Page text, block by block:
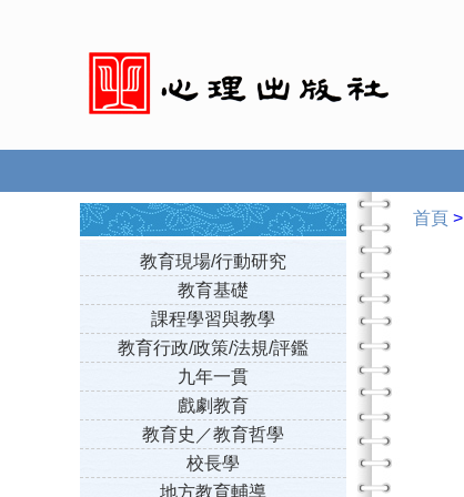
教育現場/行動研究
教育基礎
課程學習與教學
教育行政/政策/法規/評鑑
九年一貫
戲劇教育
教育史／教育哲學
校長學
地方教育輔導
首頁 >